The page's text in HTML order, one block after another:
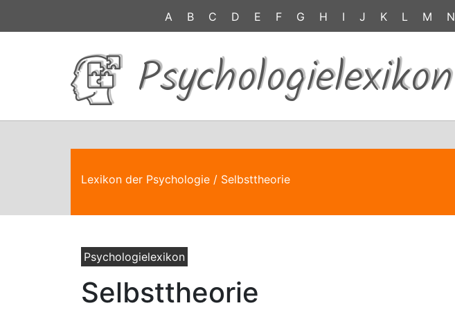
A B C D E F G H I J K L M N
Psychologielexikon
Lexikon der Psychologie / Selbsttheorie
Psychologielexikon
Selbsttheorie